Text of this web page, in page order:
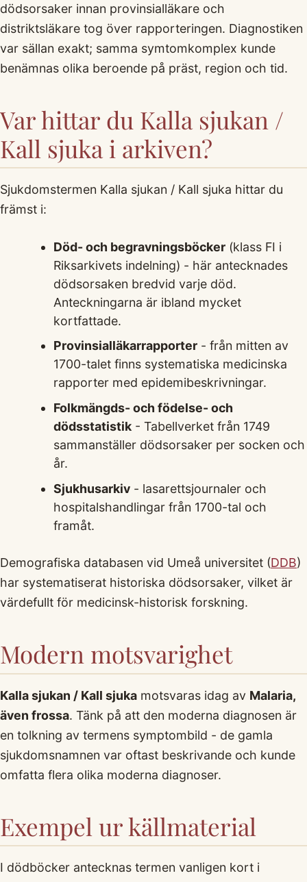
dödsorsaker innan provinsialläkare och
distriktsläkare tog över rapporteringen. Diagnostiken
var sällan exakt; samma symtomkomplex kunde
benämnas olika beroende på präst, region och tid.
Var hittar du Kalla sjukan /
Kall sjuka i arkiven?
Sjukdomstermen Kalla sjukan / Kall sjuka hittar du
främst i:
Död- och begravningsböcker(klass FI i
Riksarkivets indelning) - här antecknades
dödsorsaken bredvid varje död.
Anteckningarna är ibland mycket
kortfattade.
Provinsialläkarrapporter- från mitten av
1700-talet finns systematiska medicinska
rapporter med epidemibeskrivningar.
Folkmängds- och födelse- och
dödsstatistik- Tabellverket från 1749
sammanställer dödsorsaker per socken och
år.
Sjukhusarkiv- lasarettsjournaler och
hospitalshandlingar från 1700-tal och
framåt.
Demografiska databasen vid Umeå universitet (DDB)
har systematiserat historiska dödsorsaker, vilket är
värdefullt för medicinsk-historisk forskning.
Modern motsvarighet
Kalla sjukan / Kall sjuka motsvaras idag av Malaria,
även frossa. Tänk på att den moderna diagnosen är
en tolkning av termens symptombild - de gamla
sjukdomsnamnen var oftast beskrivande och kunde
omfatta flera olika moderna diagnoser.
Exempel ur källmaterial
I dödböcker antecknas termen vanligen kort i